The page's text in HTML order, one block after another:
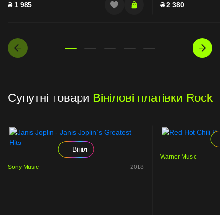
₴ 1 985 ₴ 2 380
Супутні товари Вінілові платівки Rock
Вініл
Sony Music 2018
Warner Music